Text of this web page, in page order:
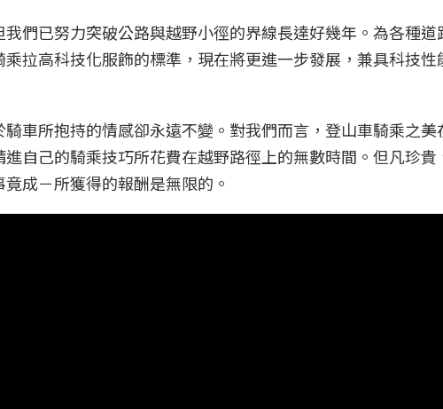
們已努力突破公路與越野小徑的界線長達好幾年。為各種道
拉高科技化服飾的標準，現在將更進一步發展，兼具科技性
車所抱持的情感卻永遠不變。對我們而言，登山車騎乘之美
自己的騎乘技巧所花費在越野路徑上的無數時間。但凡珍貴
成－所獲得的報酬是無限的。